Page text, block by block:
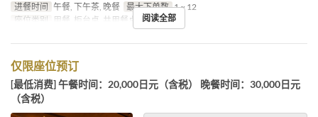
进餐时间 午餐, 下午茶, 晚餐 最大下单数 1 ~ 12
座位类别
用餐, 柜台桌, 共用餐桌 阅读全部
仅限座位预订
[最低消费] 午餐时间：20,000日元（含税） 晚餐时间：30,000日元
（含税）